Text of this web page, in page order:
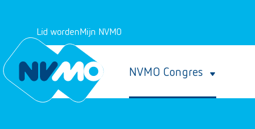
Lid wordenMijn NVMO
NVMO Congres